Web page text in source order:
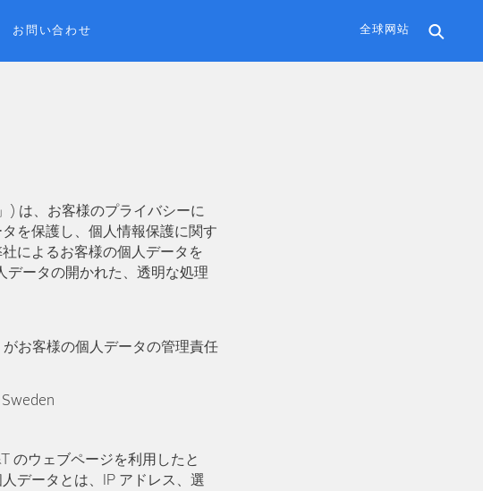
お問い合わせ 全球网站
) は、お客様のプライバシーに
を保護し、個人情報保護に関す
によるお客様の個人データを
データの開かれた、透明な処理
お客様の個人データの管理責任
のウェブページを利用したと
データとは、IP アドレス、選